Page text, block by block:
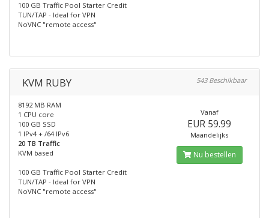
100 GB Traffic Pool Starter Credit
TUN/TAP - Ideal for VPN
NoVNC "remote access"
KVM RUBY 543 Beschikbaar
8192 MB RAM
1 CPU core
100 GB SSD
1 IPv4 + /64 IPv6
20 TB Traffic
KVM based
100 GB Traffic Pool Starter Credit
TUN/TAP - Ideal for VPN
NoVNC "remote access"
Vanaf
EUR 59.99
Maandelijks
Nu bestellen